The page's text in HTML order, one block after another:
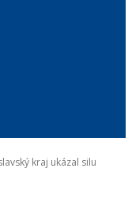
kraj ukázal silu